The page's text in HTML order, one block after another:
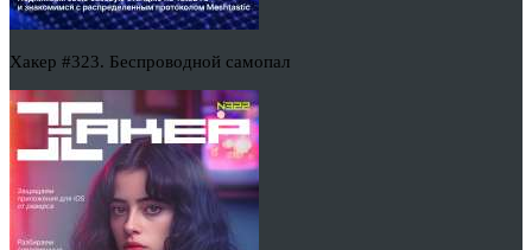
Хакер #323. Беспроводной самопал